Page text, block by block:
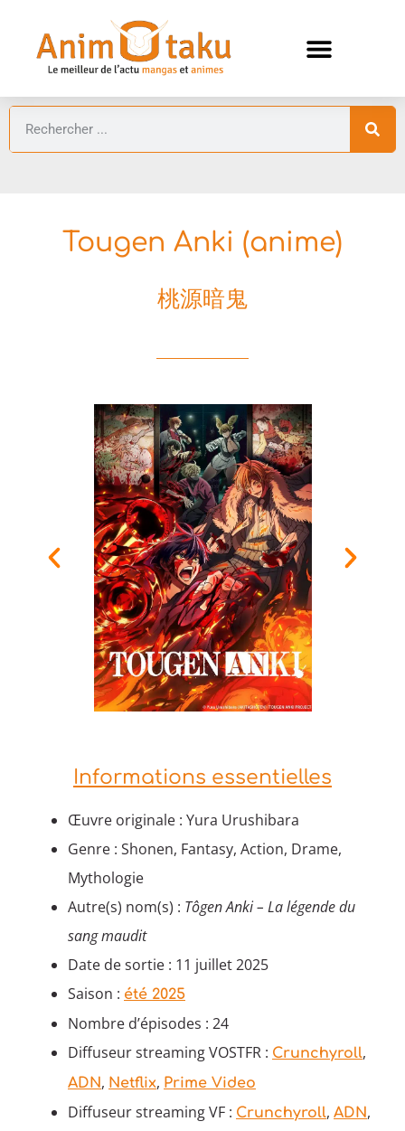
Tougen Anki (anime)
桃源暗鬼
Informations essentielles
Œuvre originale : Yura Urushibara
Genre : Shonen, Fantasy, Action, Drame,
Mythologie
Autre(s) nom(s) : Tôgen Anki – La légende du
sang maudit
Date de sortie : 11 juillet 2025
Saison : été 2025
Nombre d’épisodes : 24
Diffuseur streaming VOSTFR : Crunchyroll,
ADN, Netflix, Prime Video
Diffuseur streaming VF : Crunchyroll, ADN,